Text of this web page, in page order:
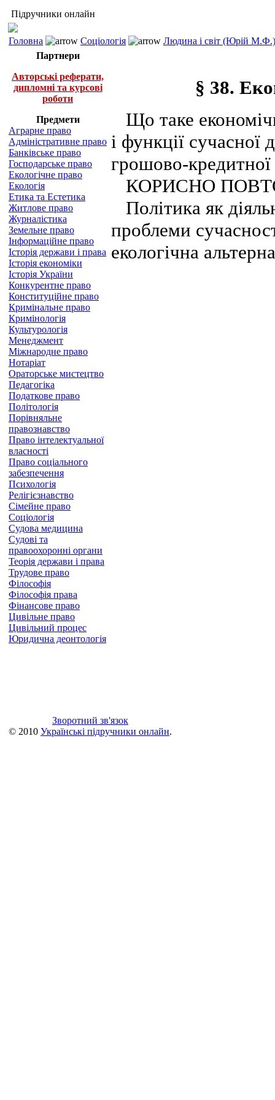
Підручники онлайн
Головна Соціологія
Людина і світ (Юрій М.Ф.)
Партнери
Авторські реферати,
дипломні та курсові
роботи
Предмети
Аграрне право
Адміністративне право
Банківське право
Господарське право
Екологічне право
Екологія
Етика та Естетика
Житлове право
Журналістика
Земельне право
Інформаційне право
Історія держави і права
Історія економіки
Історія України
Конкурентне право
Конституційне право
Кримінальне право
Кримінологія
Культурологія
Менеджмент
Міжнародне право
Нотаріат
Ораторське мистецтво
Педагогіка
Податкове право
Політологія
Порівняльне
правознавство
Право інтелектуальної
власності
Право соціального
забезпечення
Психологія
Релігієзнавство
Сімейне право
Соціологія
Судова медицина
Судові та
правоохоронні органи
Теорія держави і права
Трудове право
Філософія
Філософія права
Фінансове право
Цивільне право
Цивільний процес
Юридична деонтологія
§ 38.
Що таке
і функції
грошово-кредитної
КОРИСНО
Політика як
проблеми
екологічна
Зворотний зв'язок
© 2010 Українські підручники онлайн.